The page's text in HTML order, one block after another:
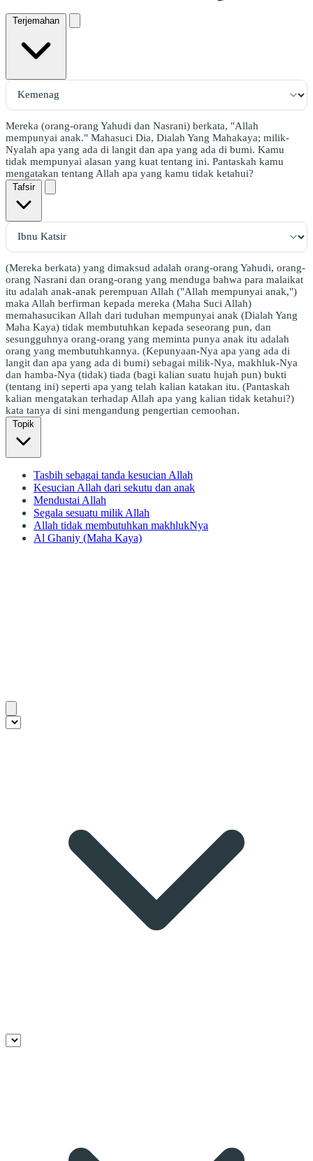
Terjemahan
Mereka (orang-orang Yahudi dan Nasrani) berkata, "Allah
mempunyai anak." Mahasuci Dia, Dialah Yang Mahakaya; milik-
Nyalah apa yang ada di langit dan apa yang ada di bumi. Kamu
tidak mempunyai alasan yang kuat tentang ini. Pantaskah kamu
mengatakan tentang Allah apa yang kamu tidak ketahui?
Tafsir
(Mereka berkata) yang dimaksud adalah orang-orang Yahudi, orang-
orang Nasrani dan orang-orang yang menduga bahwa para malaikat
itu adalah anak-anak perempuan Allah ("Allah mempunyai anak,")
maka Allah berfirman kepada mereka (Maha Suci Allah)
memahasucikan Allah dari tuduhan mempunyai anak (Dialah Yang
Maha Kaya) tidak membutuhkan kepada seseorang pun, dan
sesungguhnya orang-orang yang meminta punya anak itu adalah
orang yang membutuhkannya. (Kepunyaan-Nya apa yang ada di
langit dan apa yang ada di bumi) sebagai milik-Nya, makhluk-Nya
dan hamba-Nya (tidak) tiada (bagi kalian suatu hujah pun) bukti
(tentang ini) seperti apa yang telah kalian katakan itu. (Pantaskah
kalian mengatakan terhadap Allah apa yang kalian tidak ketahui?)
kata tanya di sini mengandung pengertian cemoohan.
Topik
Tasbih sebagai tanda kesucian Allah
Kesucian Allah dari sekutu dan anak
Mendustai Allah
Segala sesuatu milik Allah
Allah tidak membutuhkan makhlukNya
Al Ghaniy (Maha Kaya)